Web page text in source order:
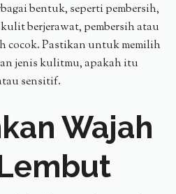
bentuk, seperti pembersih,
berjerawat, pembersih atau
cocok. Pastikan untuk memilih
jenis kulitmu, apakah itu
sensitif.
Wajah